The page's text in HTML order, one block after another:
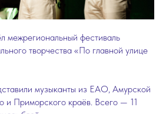
межрегиональный фестиваль
творчества «По главной улице
музыканты из ЕАО, Амурской
и Приморского краёв. Всего — 11